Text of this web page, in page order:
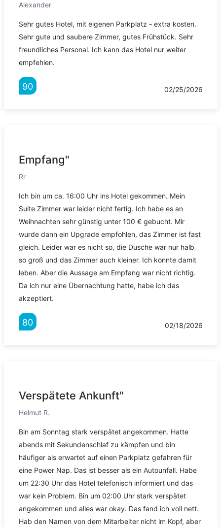
Alexander
Sehr gutes Hotel, mit eigenen Parkplatz - extra kosten.
Sehr gute und saubere Zimmer, gutes Frühstück. Sehr
freundliches Personal. Ich kann das Hotel nur weiter
empfehlen.
90 02/25/2026
Empfang"
Rr
Ich bin um ca. 16:00 Uhr ins Hotel gekommen. Mein
Suite Zimmer war leider nicht fertig. Ich habe es an
Weihnachten sehr günstig unter 100 € gebucht. Mir
wurde dann ein Upgrade empfohlen, das Zimmer ist fast
gleich. Leider war es nicht so, die Dusche war nur halb
so groß und das Zimmer auch kleiner. Ich konnte damit
leben. Aber die Aussage am Empfang war nicht richtig.
Da ich nur eine Übernachtung hatte, habe ich das
akzeptiert.
80 02/18/2026
Verspätete Ankunft"
Helmut R.
Bin am Sonntag stark verspätet angekommen. Hatte
abends mit Sekundenschlaf zu kämpfen und bin
häufiger als erwartet auf einen Parkplatz gefahren für
eine Power Nap. Das ist besser als ein Autounfall. Habe
um 22:30 Uhr das Hotel telefonisch informiert und das
war kein Problem. Bin um 02:00 Uhr stark verspätet
angekommen und alles war okay. Das fand ich voll nett.
Hab den Namen von dem Mitarbeiter nicht im Kopf, aber